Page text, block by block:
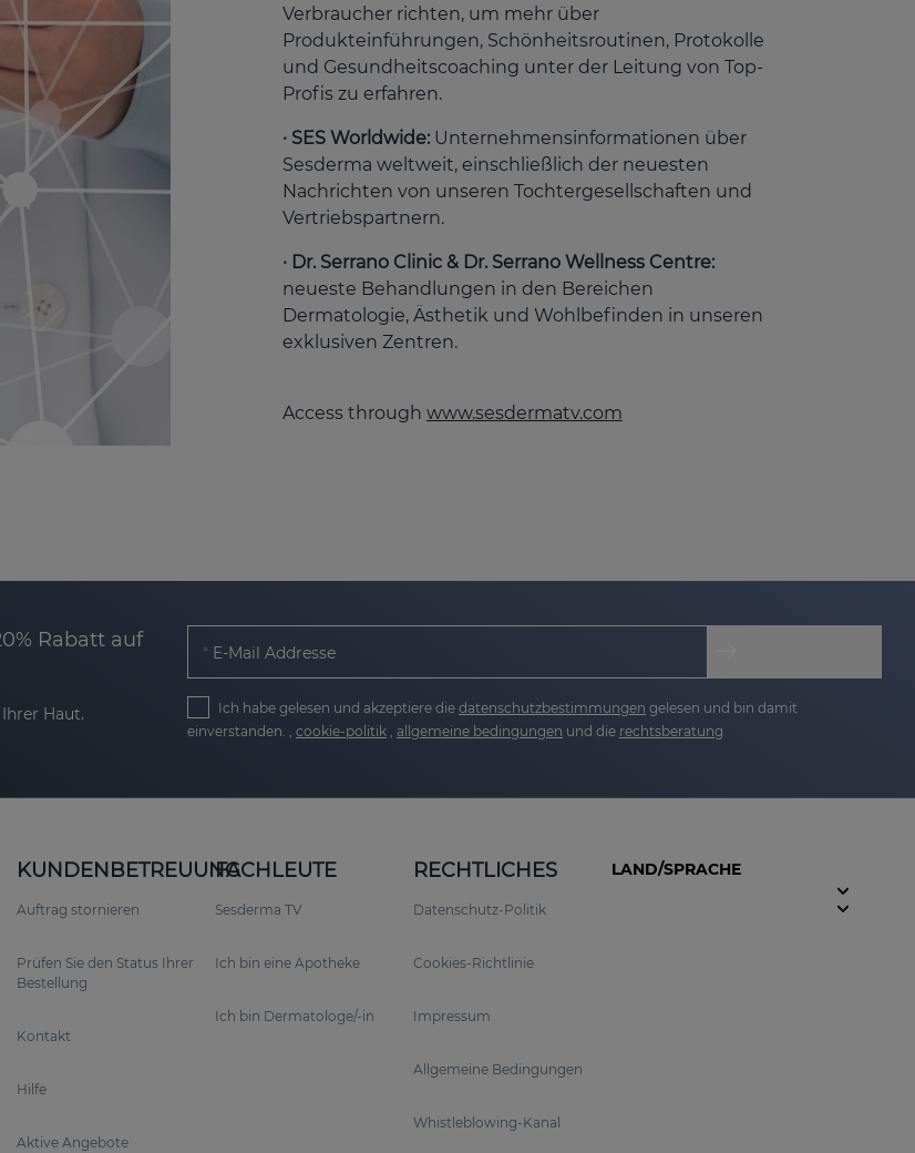
Verbraucher richten, um mehr über
Produkteinführungen, Schönheitsroutinen, Protokolle
und Gesundheitscoaching unter der Leitung von Top-
Profis zu erfahren.
· SES Worldwide: Unternehmensinformationen über
Sesderma weltweit, einschließlich der neuesten
Nachrichten von unseren Tochtergesellschaften und
Vertriebspartnern.
· Dr. Serrano Clinic & Dr. Serrano Wellness Centre:
neueste Behandlungen in den Bereichen
Dermatologie, Ästhetik und Wohlbefinden in unseren
exklusiven Zentren.
Access through www.sesdermatv.com
Rabatt auf
Haut.
E-Mail Addresse
Ich habe gelesen und akzeptiere die datenschutzbestimmungen gelesen und bin damit
einverstanden. , cookie-politik , allgemeine bedingungen und die rechtsberatung
KUNDENBETREUUNG
Auftrag stornieren
Prüfen Sie den Status Ihrer
Bestellung
Kontakt
Hilfe
Aktive Angebote
FACHLEUTE
Sesderma TV
Ich bin eine Apotheke
Ich bin Dermatologe/-in
RECHTLICHES
Datenschutz-Politik
Cookies-Richtlinie
Impressum
Allgemeine Bedingungen
Whistleblowing-Kanal
LAND/SPRACHE